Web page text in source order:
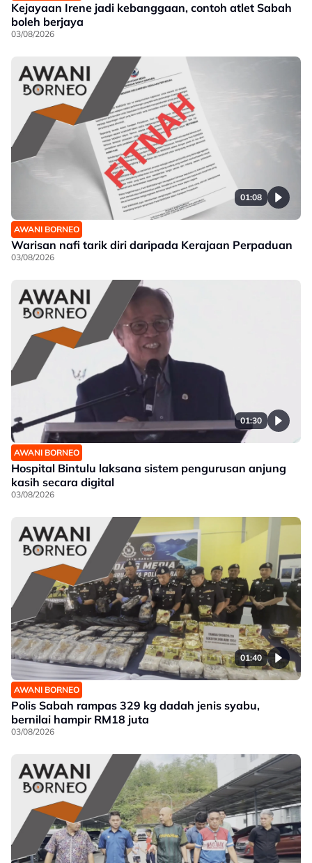
Kejayaan Irene jadi kebanggaan, contoh atlet Sabah
boleh berjaya
03/08/2026
01:08
AWANI BORNEO
Warisan nafi tarik diri daripada Kerajaan Perpaduan
03/08/2026
01:30
AWANI BORNEO
Hospital Bintulu laksana sistem pengurusan anjung
kasih secara digital
03/08/2026
01:40
AWANI BORNEO
Polis Sabah rampas 329 kg dadah jenis syabu,
bernilai hampir RM18 juta
03/08/2026